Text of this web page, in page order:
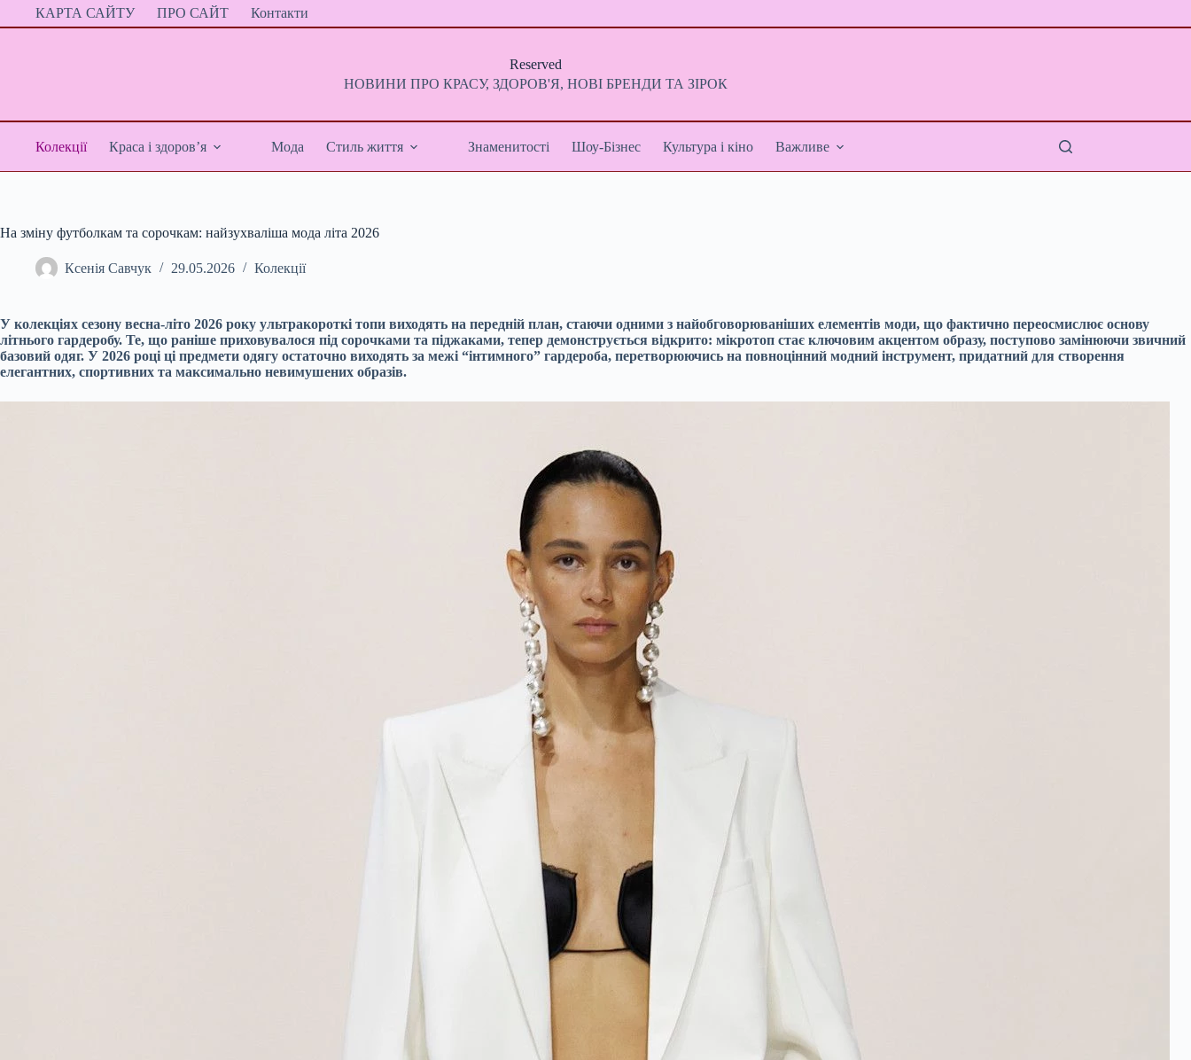
ПерейтиКАРТА САЙТУ ПРО САЙТ Контакти
Reserved
НОВИНИ ПРО КРАСУ, ЗДОРОВ'Я, НОВІ БРЕНДИ ТА ЗІРОК
Колекції Краса і здоров’я Мода Стиль життя Знаменитості Шоу-Бізнес Культура і кіно Важливе
На зміну футболкам та сорочкам: найзухваліша мода літа 2026
Ксенія Савчук 29.05.2026 Колекції
У колекціях сезону весна-літо 2026 року ультракороткі топи виходять на передній план, стаючи одними з найобговорюваніших елементів моди, що фактично переосмислює основу
літнього гардеробу. Те, що раніше приховувалося під сорочками та піджаками, тепер демонструється відкрито: мікротоп стає ключовим акцентом образу, поступово замінюючи звичний
базовий одяг. У 2026 році ці предмети одягу остаточно виходять за межі “інтимного” гардероба, перетворюючись на повноцінний модний інструмент, придатний для створення
елегантних, спортивних та максимально невимушених образів.